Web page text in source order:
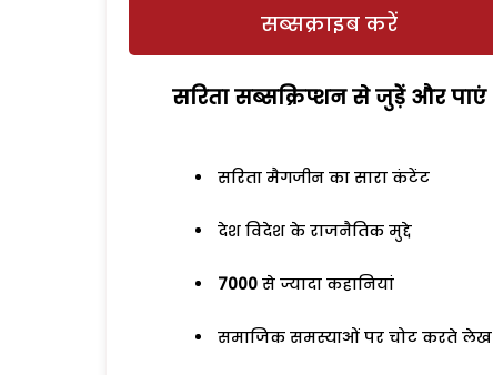
सब्सक्राइब करें
सरिता सब्सक्रिप्शन से जुड़ेें और पाएं
सरिता मैगजीन का सारा कंटेंट
देश विदेश के राजनैतिक मुद्दे
7000 से ज्यादा कहानियां
समाजिक समस्याओं पर चोट करते लेख